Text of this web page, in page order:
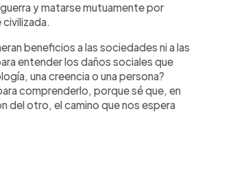
y matarse mutuamente por
beneficios a las sociedades ni a las
entender los daños sociales que
una creencia o una persona?
comprenderlo, porque sé que, en
del otro, el camino que nos espera